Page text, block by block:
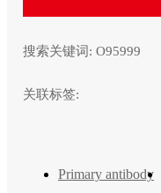
搜索关键词: O95999
关联标签:
Primary antibody